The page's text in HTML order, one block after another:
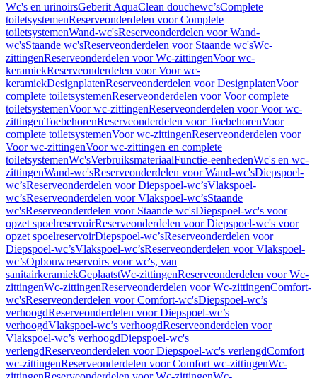
Wc's en urinoirsGeberit AquaClean douchewc’sComplete
toiletsystemenReserveonderdelen voor Complete
toiletsystemenWand-wc'sReserveonderdelen voor Wand-
wc'sStaande wc'sReserveonderdelen voor Staande wc'sWc-
zittingenReserveonderdelen voor Wc-zittingenVoor wc-
keramiekReserveonderdelen voor Voor wc-
keramiekDesignplatenReserveonderdelen voor DesignplatenVoor
complete toiletsystemenReserveonderdelen voor Voor complete
toiletsystemenVoor wc-zittingenReserveonderdelen voor Voor wc-
zittingenToebehorenReserveonderdelen voor ToebehorenVoor
complete toiletsystemenVoor wc-zittingenReserveonderdelen voor
Voor wc-zittingenVoor wc-zittingen en complete
toiletsystemenWc'sVerbruiksmateriaalFunctie-eenhedenWc's en wc-
zittingenWand-wc'sReserveonderdelen voor Wand-wc'sDiepspoel-
wc’sReserveonderdelen voor Diepspoel-wc’sVlakspoel-
wc’sReserveonderdelen voor Vlakspoel-wc’sStaande
wc'sReserveonderdelen voor Staande wc'sDiepspoel-wc's voor
opzet spoelreservoirReserveonderdelen voor Diepspoel-wc's voor
opzet spoelreservoirDiepspoel-wc’sReserveonderdelen voor
Diepspoel-wc’sVlakspoel-wc’sReserveonderdelen voor Vlakspoel-
wc’sOpbouwreservoirs voor wc's, van
sanitairkeramiekGeplaatstWc-zittingenReserveonderdelen voor Wc-
zittingenWc-zittingenReserveonderdelen voor Wc-zittingenComfort-
wc'sReserveonderdelen voor Comfort-wc'sDiepspoel-wc’s
verhoogdReserveonderdelen voor Diepspoel-wc’s
verhoogdVlakspoel-wc’s verhoogdReserveonderdelen voor
Vlakspoel-wc’s verhoogdDiepspoel-wc's
verlengdReserveonderdelen voor Diepspoel-wc's verlengdComfort
wc-zittingenReserveonderdelen voor Comfort wc-zittingenWc-